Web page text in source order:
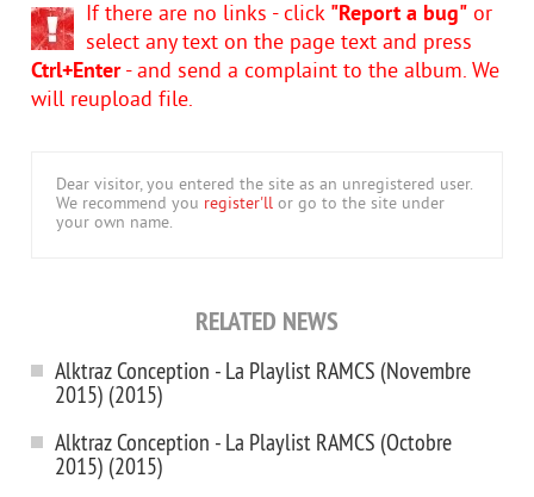
If there are no links - click "Report a bug" or
select any text on the page text and press
Ctrl+Enter- and send a complaint to the album. We
will reupload file.
Dear visitor, you entered the site as an unregistered user.
We recommend you register'll or go to the site under
your own name.
RELATED NEWS
Alktraz Conception - La Playlist RAMCS (Novembre
2015) (2015)
Alktraz Conception - La Playlist RAMCS (Octobre
2015) (2015)